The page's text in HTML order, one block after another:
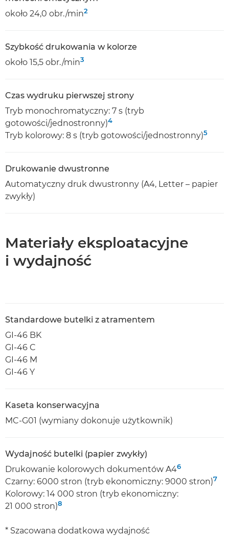
około 24,0 obr./min2
Szybkość drukowania w kolorze
około 15,5 obr./min3
Czas wydruku pierwszej strony
Tryb monochromatyczny: 7 s (tryb
gotowości/jednostronny)4
Tryb kolorowy: 8 s (tryb gotowości/jednostronny)5
Drukowanie dwustronne
Automatyczny druk dwustronny (A4, Letter – papier
zwykły)
Materiały eksploatacyjne
i wydajność
Standardowe butelki z atramentem
GI-46 BK
GI-46 C
GI-46 M
GI-46 Y
Kaseta konserwacyjna
MC-G01 (wymiany dokonuje użytkownik)
Wydajność butelki (papier zwykły)
Drukowanie kolorowych dokumentów A46
Czarny: 6000 stron (tryb ekonomiczny: 9000 stron)7
Kolorowy: 14 000 stron (tryb ekonomiczny:
21 000 stron)8
* Szacowana dodatkowa wydajność